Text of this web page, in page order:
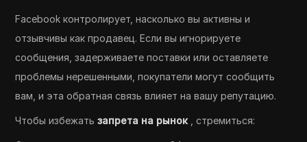
Facebook контролирует, насколько вы активны и
отзывчивы как продавец. Если вы игнорируете
сообщения, задерживаете поставки или оставляете
проблемы нерешенными, покупатели могут сообщить
вам, и эта обратная связь влияет на вашу репутацию.
Чтобы избежатьзапрета на рынок, стремиться: